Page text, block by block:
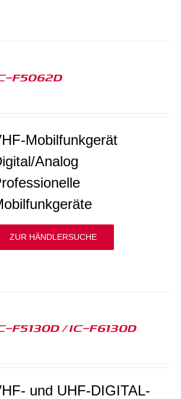
F5062D
Mobilfunkgerät
Analog
ZUR HÄNDLERSUCHE
F5130D / IC-F6130D
und UHF-DIGITAL-